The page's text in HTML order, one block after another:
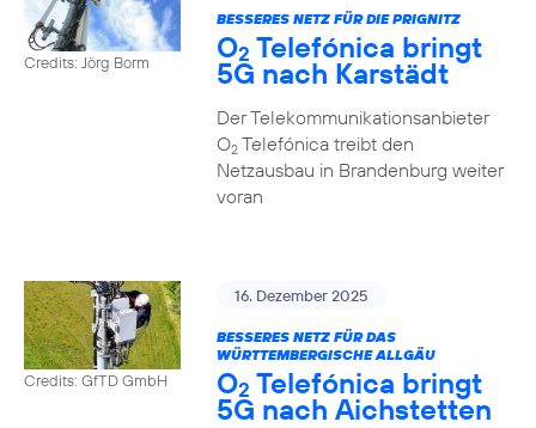
Credits: Jörg Borm
BESSERES NETZ FÜR DIE PRIGNITZ
O2 Telefónica bringt
5G nach Karstädt
Der Telekommunikationsanbieter
O2Telefónica treibt den
Netzausbau in Brandenburg weiter
voran
Credits: GfTD GmbH
16. Dezember 2025
BESSERES NETZ FÜR DAS
WÜRTTEMBERGISCHE ALLGÄU
O2 Telefónica bringt
5G nach Aichstetten